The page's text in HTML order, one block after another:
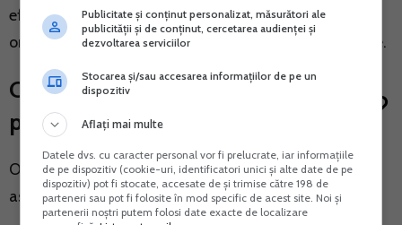
efectele acesteia depind de analiza efectuata de
organul fiscal si de respectarea cerintelor procedurale.
Clarificari esentiale din
procedura
O analiza atenta a procedurii evidentiaza cateva
aspecte care merita mentionate distinct.
Publicitate și conținut personalizat, măsurători ale
publicității și de conținut, cercetarea audienței și
dezvoltarea serviciilor
Stocarea și/sau accesarea informațiilor de pe un
dispozitiv
Aflați mai multe
Datele dvs. cu caracter personal vor fi prelucrate, iar informațiile
de pe dispozitiv (cookie-uri, identificatori unici și alte date de pe
dispozitiv) pot fi stocate, accesate de și trimise către 198 de
parteneri sau pot fi folosite în mod specific de acest site. Noi și
partenerii noștri putem folosi date exacte de localizare